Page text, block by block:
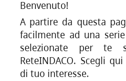
Benvenuto!
A partire da questa
facilmente ad una
selezionate per te
ReteINDACO. Scegli
di tuo interesse.